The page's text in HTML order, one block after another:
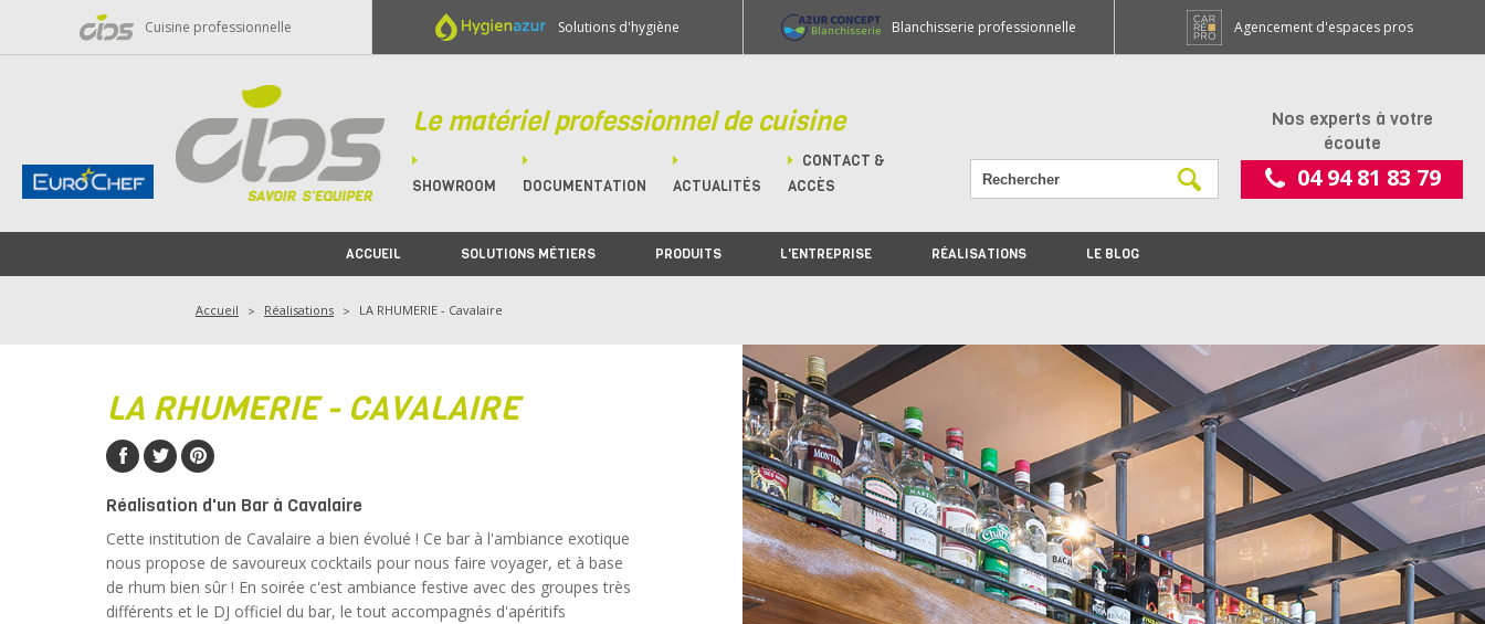
Cuisine professionnelle Solutions d'hygiène Blanchisserie professionnelle Agencement d'espaces pros
Le matériel professionnel de cuisine
SHOWROOM DOCUMENTATION ACTUALITÉS
CONTACT &
ACCÈS
Nos experts à votre
écoute
04 94 81 83 79
ACCUEIL SOLUTIONS MÉTIERS PRODUITS L'ENTREPRISE RÉALISATIONS LE BLOG
Accueil Réalisations LA RHUMERIE - Cavalaire
LA RHUMERIE - CAVALAIRE
Réalisation d'un Bar à Cavalaire
Cette institution de Cavalaire a bien évolué ! Ce bar à l'ambiance exotique
nous propose de savoureux cocktails pour nous faire voyager, et à base
de rhum bien sûr ! En soirée c'est ambiance festive avec des groupes très
différents et le DJ officiel du bar, le tout accompagnés d'apéritifs
Panneau de gestion des cookies